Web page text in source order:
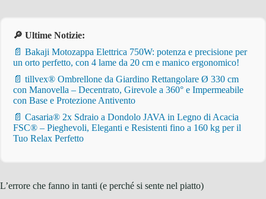
🔎 Ultime Notizie:
📄 Bakaji Motozappa Elettrica 750W: potenza e precisione per
un orto perfetto, con 4 lame da 20 cm e manico ergonomico!
📄 tillvex® Ombrellone da Giardino Rettangolare Ø 330 cm
con Manovella – Decentrato, Girevole a 360° e Impermeabile
con Base e Protezione Antivento
📄 Casaria® 2x Sdraio a Dondolo JAVA in Legno di Acacia
FSC® – Pieghevoli, Eleganti e Resistenti fino a 160 kg per il
Tuo Relax Perfetto
L’errore che fanno in tanti (e perché si sente nel piatto)